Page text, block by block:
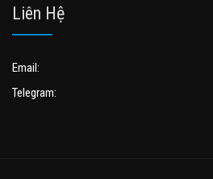
Liên Hệ
Email:
Telegram: